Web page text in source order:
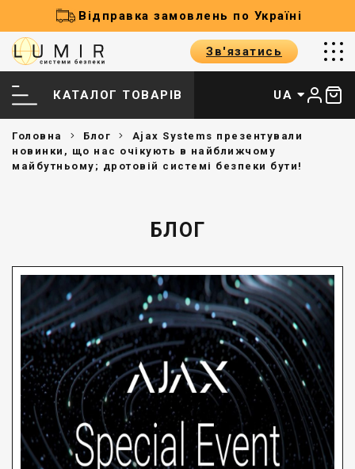
Відправка замовлень по Україні
Зв'язатись
КАТАЛОГ ТОВАРІВ UA
Головна Блог
Ajax Systems презентували
новинки, що нас очікують в найближчому
майбутньому; дротовій системі безпеки бути!
БЛОГ